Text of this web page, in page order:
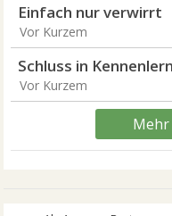
Einfach nur verwirrt
Vor Kurzem
Schluss in
Vor Kurzem